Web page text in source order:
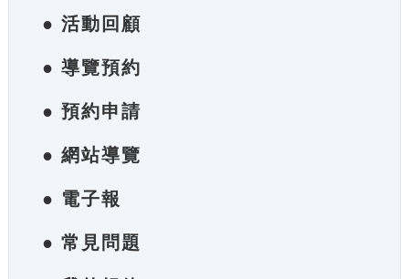
● 活動回顧
● 導覽預約
● 預約申請
● 網站導覽
● 電子報
● 常見問題